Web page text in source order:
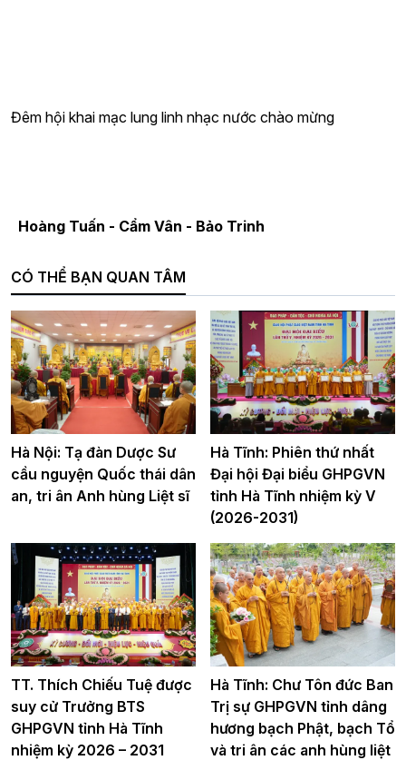
Đêm hội khai mạc lung linh nhạc nước chào mừng
Hoàng Tuấn - Cẩm Vân - Bảo Trinh
CÓ THỂ BẠN QUAN TÂM
Hà Nội: Tạ đàn Dược Sư
cầu nguyện Quốc thái dân
an, tri ân Anh hùng Liệt sĩ
Hà Tĩnh: Phiên thứ nhất
Đại hội Đại biểu GHPGVN
tỉnh Hà Tĩnh nhiệm kỳ V
(2026-2031)
TT. Thích Chiếu Tuệ được
suy cử Trưởng BTS
GHPGVN tỉnh Hà Tĩnh
nhiệm kỳ 2026 – 2031
Hà Tĩnh: Chư Tôn đức Ban
Trị sự GHPGVN tỉnh dâng
hương bạch Phật, bạch Tổ
và tri ân các anh hùng liệt